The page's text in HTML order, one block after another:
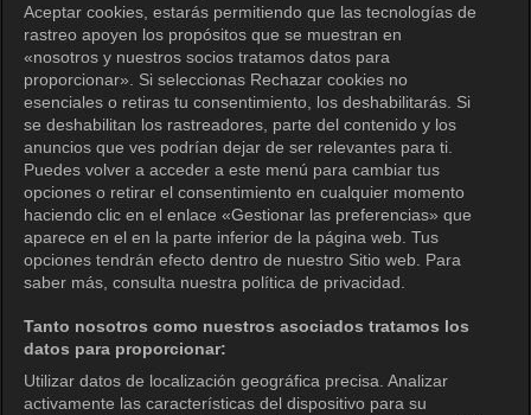
Aceptar cookies, estarás permitiendo que las tecnologías de
rastreo apoyen los propósitos que se muestran en
«nosotros y nuestros socios tratamos datos para
proporcionar». Si seleccionas Rechazar cookies no
esenciales o retiras tu consentimiento, los deshabilitarás. Si
se deshabilitan los rastreadores, parte del contenido y los
anuncios que ves podrían dejar de ser relevantes para ti.
Puedes volver a acceder a este menú para cambiar tus
opciones o retirar el consentimiento en cualquier momento
haciendo clic en el enlace «Gestionar las preferencias» que
aparece en el en la parte inferior de la página web. Tus
opciones tendrán efecto dentro de nuestro Sitio web. Para
saber más, consulta nuestra política de privacidad.
Tanto nosotros como nuestros asociados tratamos los
datos para proporcionar:
Utilizar datos de localización geográfica precisa. Analizar
activamente las características del dispositivo para su